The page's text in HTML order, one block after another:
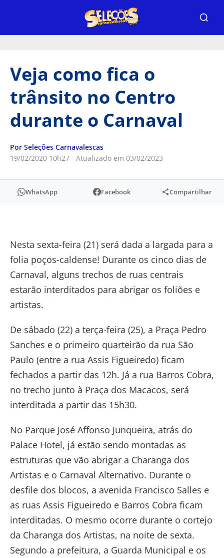
Veja como fica o
trânsito no Centro
durante o Carnaval
Por Seleções Carnavalescas
19/02/2020 10h27 - Atualizado em 03/02/2023
WhatsApp Facebook Compartilhar
Nesta sexta-feira (21) será dada a largada para a
folia poços-caldense! Durante os cinco dias de
Carnaval, alguns trechos de ruas centrais
estarão interditados para abrigar os foliões e
artistas.
De sábado (22) a terça-feira (25), a Praça Pedro
Sanches e o primeiro quarteirão da rua São
Paulo (entre a rua Assis Figueiredo) ficam
fechados a partir das 12h. Já a rua Barros Cobra,
no trecho junto à Praça dos Macacos, será
interditada a partir das 15h30.
No Parque José Affonso Junqueira, atrás do
Palace Hotel, já estão sendo montadas as
estruturas que vão abrigar a Charanga dos
Artistas e o Carnaval Alternativo. Durante o
desfile dos blocos, a avenida Francisco Salles e
as ruas Assis Figueiredo e Barros Cobra ficam
interditadas. O mesmo ocorre durante o cortejo
da Charanga dos Artistas, na noite de sexta.
Segundo a prefeitura, a Guarda Municipal e os